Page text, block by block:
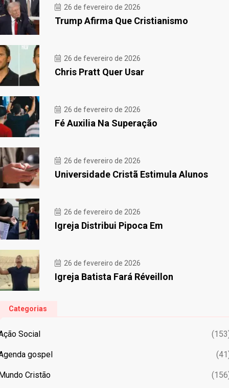
26 de fevereiro de 2026
Trump Afirma Que Cristianismo
26 de fevereiro de 2026
Chris Pratt Quer Usar
26 de fevereiro de 2026
Fé Auxilia Na Superação
26 de fevereiro de 2026
Universidade Cristã Estimula Alunos
26 de fevereiro de 2026
Igreja Distribui Pipoca Em
26 de fevereiro de 2026
Igreja Batista Fará Réveillon
Categorias
Social
gospel
Cristão